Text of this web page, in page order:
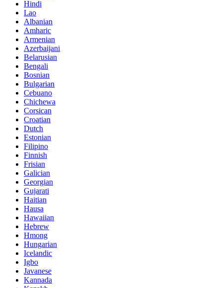
Hindi
Lao
Albanian
Amharic
Armenian
Azerbaijani
Belarusian
Bengali
Bosnian
Bulgarian
Cebuano
Chichewa
Corsican
Croatian
Dutch
Estonian
Filipino
Finnish
Frisian
Galician
Georgian
Gujarati
Haitian
Hausa
Hawaiian
Hebrew
Hmong
Hungarian
Icelandic
Igbo
Javanese
Kannada